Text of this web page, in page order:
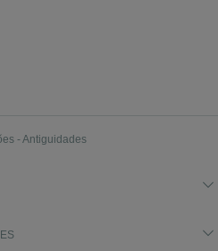
- Antiguidades